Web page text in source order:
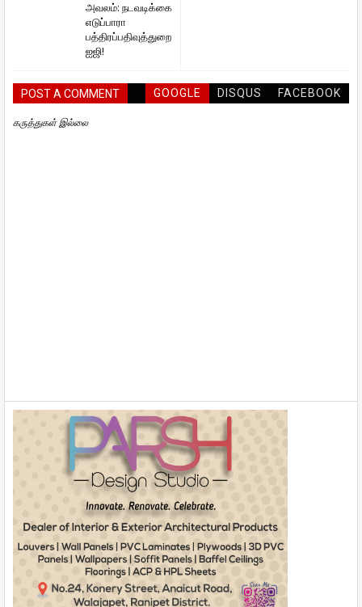
அவலம்: நடவடிக்கை
எடுப்பாரா
பத்திரப்பதிவுத்துறை
ஐஜி!
POST A COMMENT GOOGLE DISQUS FACEBOOK
கருத்துகள் இல்லை